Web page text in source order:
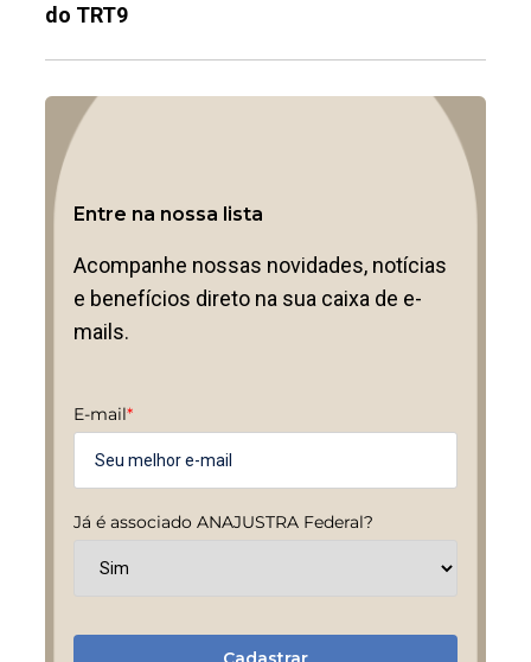
do TRT9
Entre na nossa lista
Acompanhe nossas novidades, notícias
e benefícios direto na sua caixa de e-
mails.
E-mail*
Já é associado ANAJUSTRA Federal?